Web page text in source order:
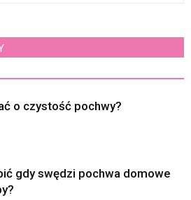
o czystość pochwy?
gdy swędzi pochwa domowe